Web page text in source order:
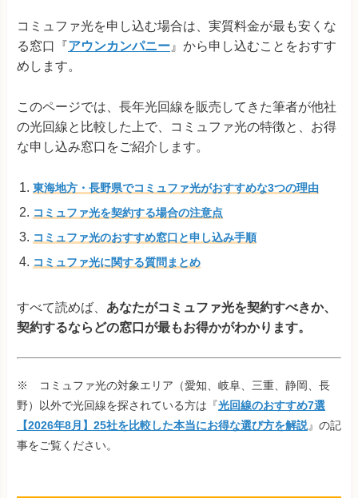
コミュファ光を申し込む場合は、実質料金が最も安くな
る窓口『アウンカンパニー 』から申し込むことをおすす
めします。
このページでは、長年光回線を販売してきた筆者が他社
の光回線と比較した上で、コミュファ光の特徴と、お得
な申し込み窓口をご紹介します。
東海地方・長野県でコミュファ光がおすすめな3つの理由
コミュファ光を契約する場合の注意点
コミュファ光のおすすめ窓口と申し込み手順
コミュファ光に関する質問まとめ
すべて読めば、 あなたがコミュファ光を契約すべきか、
契約するならどの窓口が最もお得かがわかります。
※ コミュファ光の対象エリア（愛知、岐阜、三重、静岡、長
野）以外で光回線を探されている方は『光回線のおすすめ7選
【2026年8月】25社を比較した本当にお得な選び方を解説』の記
事をご覧ください。